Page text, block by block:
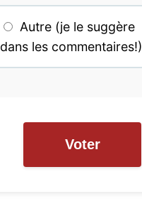
Autre (je le suggère
dans les commentaires!)
Voter